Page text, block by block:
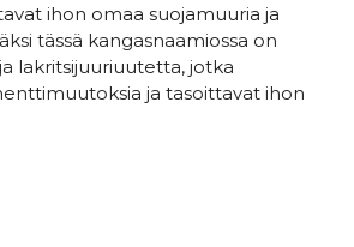
ihon omaa suojamuuria ja
tässä kangasnaamiossa on
lakritsijuuriuutetta, jotka
ja tasoittavat ihon